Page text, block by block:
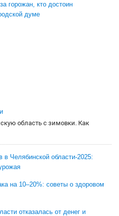
горожан, кто достоин
думе
область с зимовки. Как
в Челябинской области-2025:
на 10–20%: советы о здоровом
отказалась от денег и